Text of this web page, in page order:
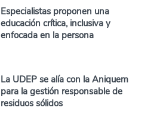
Especialistas proponen una
educación crítica, inclusiva y
enfocada en la persona
La UDEP se alía con la Aniquem
para la gestión responsable de
residuos sólidos